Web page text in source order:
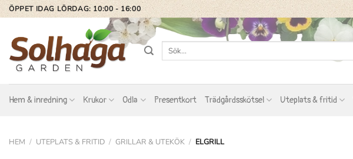
Skip
to
content
ÖPPET IDAG LÖRDAG: 10:00 - 16:00
Sök
Hem & inredning Krukor Odla Presentkort Trädgårdsskötsel Uteplats & fritid
HEM / UTEPLATS & FRITID / GRILLAR & UTEKÖK / ELGRILL